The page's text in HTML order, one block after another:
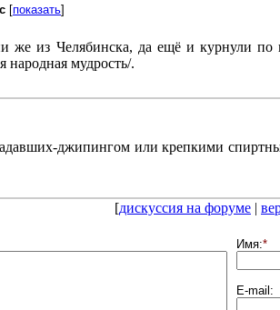
[показать]
же из Челябинска, да ещё и курнули по
народная мудрость/.
джипингом или крепкими
[дискуссия на форуме |
Имя:*
E-mail: